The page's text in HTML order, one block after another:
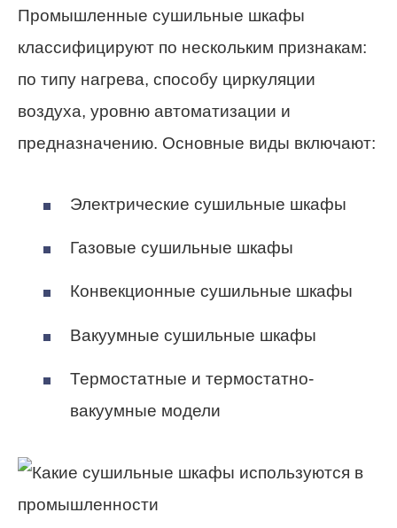
Промышленные сушильные шкафы
классифицируют по нескольким признакам:
по типу нагрева, способу циркуляции
воздуха, уровню автоматизации и
предназначению. Основные виды включают:
Электрические сушильные шкафы
Газовые сушильные шкафы
Конвекционные сушильные шкафы
Вакуумные сушильные шкафы
Термостатные и термостатно-
вакуумные модели